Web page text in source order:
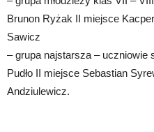
Brunon Ryżak II miejsce
Sawicz
– grupa najstarsza – uczniowie
Pudło II miejsce Sebastian
Andziulewicz.